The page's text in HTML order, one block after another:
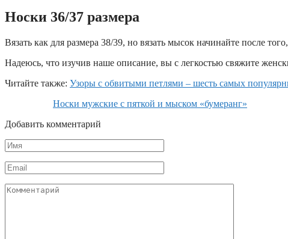
Носки 36/37 размера
Вязать как для размера 38/39, но вязать мысок начинайте после
Надеюсь, что изучив наше описание, вы с легкостью свяжите
Читайте также: Узоры с обвитыми петлями – шесть самых
Носки мужские с пяткой и мыском «бумеранг»
Добавить комментарий
Имя
*
Email
*
Комментарий